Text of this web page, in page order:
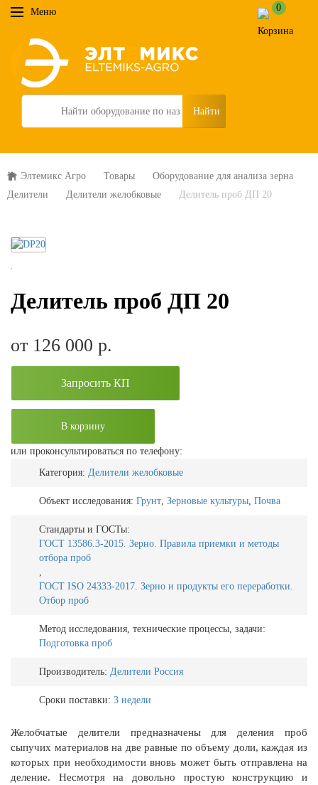
Меню 0
Search
Элтемикс Агро Товары
Оборудование для анализа зерна
Делители
Делители желобковые Делитель проб ДП 20
Делитель проб ДП 20
от 126 000 р.
Запросить КП
В корзину
или проконсультироваться по телефону:
Категория: Делители желобковые
Объект исследования: Грунт Зерновые культуры Почва
Стандарты и ГОСТы:
ГОСТ 13586.3-2015. Зерно. Правила приемки и методы
отбора проб
ГОСТ ISO 24333-2017. Зерно и продукты его переработки.
Отбор проб
Метод исследования, технические процессы, задачи:
Подготовка проб
Производитель: Делители Россия
Сроки поставки: 3 недели
Желобчатые делители предназначены для деления проб
сыпучих материалов на две равные по объему доли, каждая из
которых при необходимости вновь может быть отправлена на
деление. Несмотря на довольно простую конструкцию и